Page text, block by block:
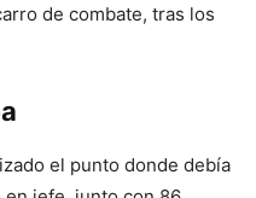
de combate, tras los
el punto donde debía